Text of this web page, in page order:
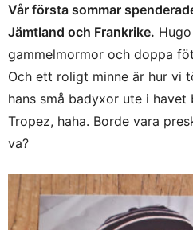
Vår första sommar
Jämtland och Frankrike.
gammelmormor och doppa
Och ett roligt minne är hur vi
hans små badyxor ute i havet
Tropez, haha. Borde vara
va?